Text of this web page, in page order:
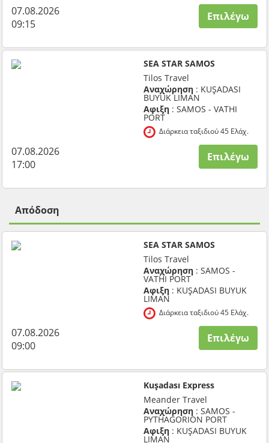
07.08.2026
09:15
Επιλέγω
SEA STAR SAMOS
Tilos Travel
Αναχώρηση : KUŞADASI
BUYUK LIMAN
Αφιξη : SAMOS - VATHI
PORT
Διάρκεια ταξιδιού 45 Ελάχ.
07.08.2026
17:00
Επιλέγω
Απόδοση
SEA STAR SAMOS
Tilos Travel
Αναχώρηση : SAMOS -
VATHI PORT
Αφιξη : KUŞADASI BUYUK
LIMAN
Διάρκεια ταξιδιού 45 Ελάχ.
07.08.2026
09:00
Επιλέγω
Kuşadası Express
Meander Travel
Αναχώρηση : SAMOS -
PYTHAGORION PORT
Αφιξη : KUŞADASI BUYUK
LIMAN